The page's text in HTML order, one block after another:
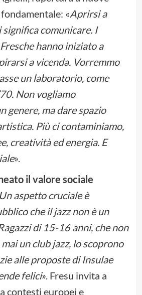
«Aprirsi a
comunicare. I
hanno iniziato a
a vicenda. Vorremmo
un laboratorio, come
Non vogliamo
genere, ma dare spazio
Più ci contaminiamo,
creatività ed energia. E
».
il valore sociale
Un aspetto cruciale è
che il jazz non è un
di 15-16 anni, che non
un club jazz, lo scoprono
alle proposte di Insulae
felici». Fresu invita a
contesti europei e